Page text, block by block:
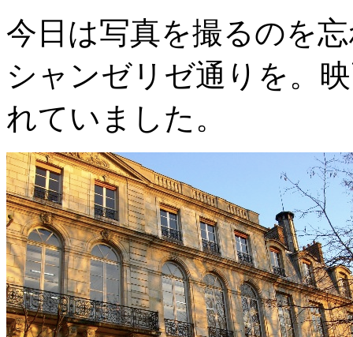
今日は写真を撮るのを
シャンゼリゼ通りを。
れていました。